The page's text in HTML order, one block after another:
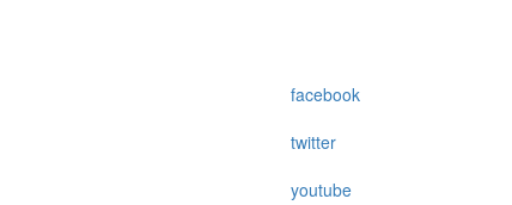
facebook
twitter
youtube